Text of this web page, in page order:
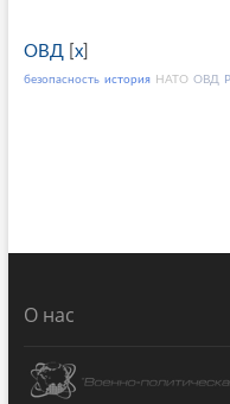
ОВД[ x]
безопасность история НАТО ОВД
О нас